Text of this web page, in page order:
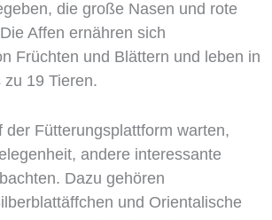
die große Nasen und rote
Affen ernähren sich
Früchten und Blättern und leben in
19 Tieren.
der Fütterungsplattform warten,
andere interessante
Dazu gehören
und Orientalische